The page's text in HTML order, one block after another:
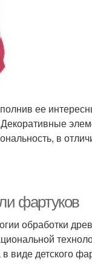
ее
в
фартуков
обработки
виде детского